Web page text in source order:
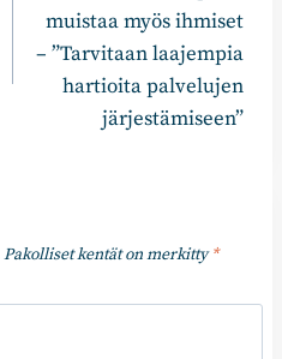
muistaa myös ihmiset
– ”Tarvitaan laajempia
hartioita palvelujen
järjestämiseen”
Pakolliset kentät on merkitty*